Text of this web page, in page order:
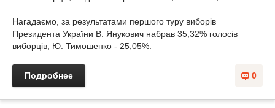
Нагадаємо, за результатами першого туру виборів
Президента України В. Янукович набрав 35,32% голосів
виборців, Ю. Тимошенко - 25,05%.
0
Подробнее